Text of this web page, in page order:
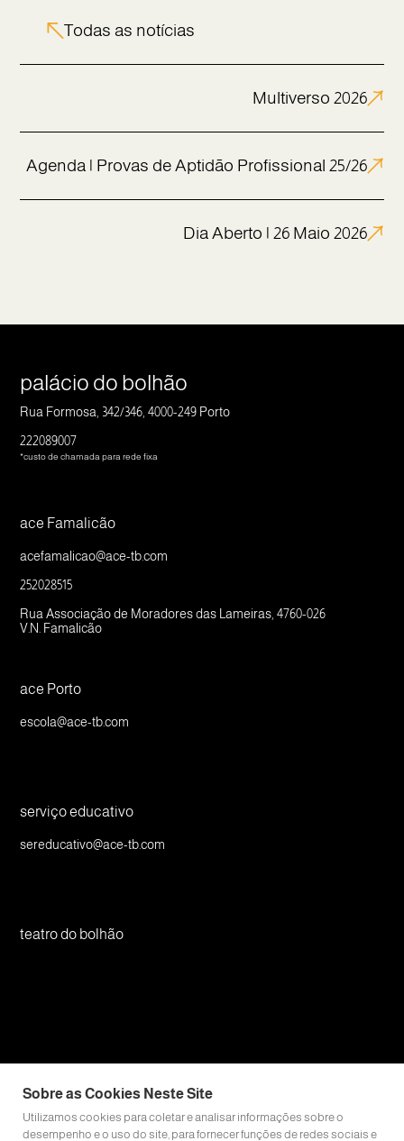
Todas as notícias
Multiverso 2026
Agenda | Provas de Aptidão Profissional 25/26
Dia Aberto | 26 Maio 2026
palácio do bolhão
Rua Formosa, 342/346, 4000-249 Porto
222089007
*custo de chamada para rede fixa
ace Famalicão
acefamalicao@ace-tb.com
252028515
Rua Associação de Moradores das Lameiras, 4760-026
V.N. Famalicão
ace Porto
escola@ace-tb.com
serviço educativo
sereducativo@ace-tb.com
teatro do bolhão
Sobre as Cookies Neste Site
Utilizamos cookies para coletar e analisar informações sobre o
desempenho e o uso do site, para fornecer funções de redes sociais e